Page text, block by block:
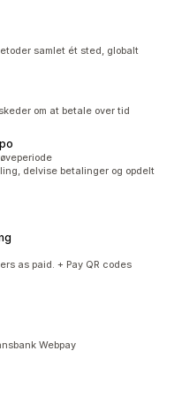
samlet ét sted, globalt
om at betale over tid
delvise betalinger og opdelt
as paid. + Pay QR codes
Webpay